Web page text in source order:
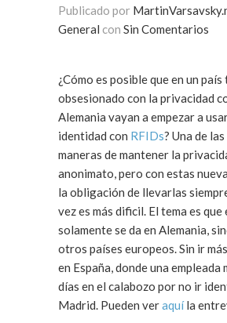
Publicado por
General con Sin Comentarios
¿Cómo es posible que en un país
obsesionado con la privacidad
Alemania vayan a empezar a
identidad con RFIDs? Una de
maneras de mantener la
anonimato, pero con estas
la obligación de llevarlas
vez es más dificil. El tema es que
solamente se da en Alemania,
otros países europeos. Sin ir
en España, donde una empleada
días en el calabozo por no ir
Madrid. Pueden veraquíla